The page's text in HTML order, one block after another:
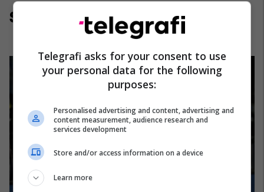
Sulmues: Klaas-Jan Huntelaar
Telegrafi asks for your consent to use
your personal data for the following
purposes:
Personalised advertising and content, advertising and
content measurement, audience research and
services development
Store and/or access information on a device
Learn more